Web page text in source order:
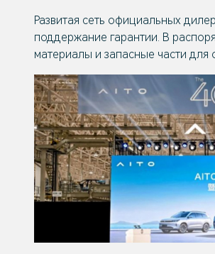
Развитая сеть официальных
поддержание гарантии. В
материалы и запасные части для